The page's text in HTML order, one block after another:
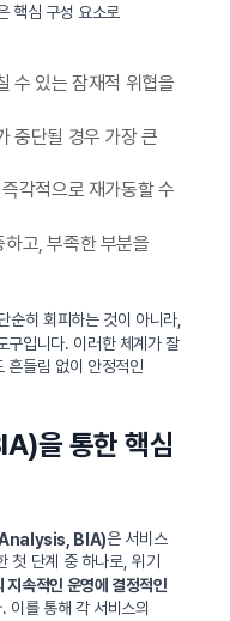
핵심 구성 요소로
수 있는 잠재적 위협을
중단될 경우 가장 큰
각적으로 재가동할 수
고, 부족한 부분을
순히 회피하는 것이 아니라,
구입니다. 이러한 체계가 잘
흔들림 없이 안정적인
을 통한 핵심
BIA)은 서비스
첫 단계 중 하나로, 위기
지속적인 운영에 결정적인
이를 통해 각 서비스의